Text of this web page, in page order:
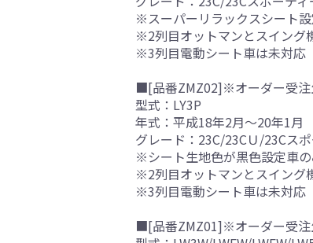
※スーパーリラックスシート
※2列目オットマンとスイング
※3列目電動シート車は未対応
■[品番ZMZ02]※オーダー受注
型式：LY3P
年式：平成18年2月～20年1月
グレード：23C/23CＵ/23Cス
※シート生地色が黒色設定車
※2列目オットマンとスイング
※3列目電動シート車は未対応
■[品番ZMZ01]※オーダー受注